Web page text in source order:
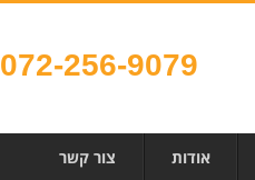
072-256-9079
אודות צור קשר